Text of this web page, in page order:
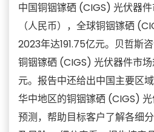
中国铜铟镓硒 (CIGS) 光伏器
（人民币），全球铜铟镓硒
2023年达191.75亿元。贝哲斯
铜铟镓硒 (CIGS) 光伏器件市
元。报告中还给出中国主要区
华中地区的铜铟镓硒 (CIGS)
预测，帮助目标客户了解各细